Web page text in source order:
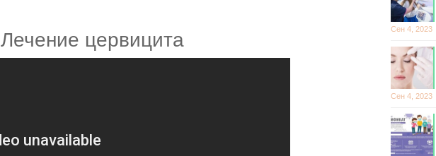
Лечение цервицита
Сен 4, 2023
Сен 4, 2023